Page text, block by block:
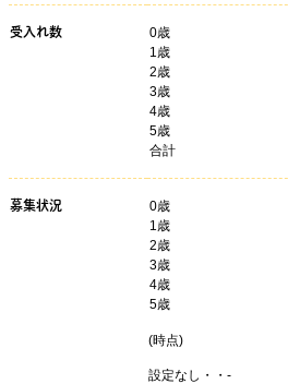
受入れ数 0歳
1歳
2歳
3歳
4歳
5歳
合計
募集状況 0歳
1歳
2歳
3歳
4歳
5歳
(時点)
設定なし・・-